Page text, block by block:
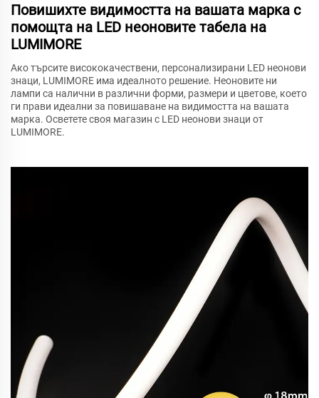
Повишихте видимостта на вашата марка с
помощта на LED неоновите табела на
LUMIMORE
Ако търсите висококачествени, персонализирани LED неонови
знаци, LUMIMORE има идеалното решение. Неоновите ни
лампи са налични в различни форми, размери и цветове, което
ги прави идеални за повишаване на видимостта на вашата
марка. Осветете своя магазин с LED неонови знаци от
LUMIMORE.